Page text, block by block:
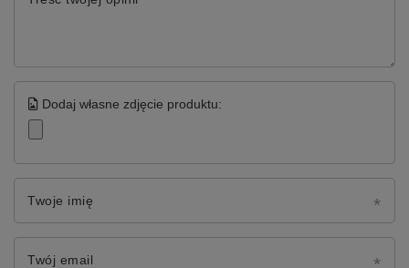
Dodaj własne zdjęcie produktu:
Twoje imię
Twój email